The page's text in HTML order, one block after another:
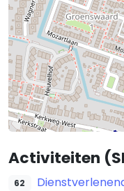
Activiteiten
62